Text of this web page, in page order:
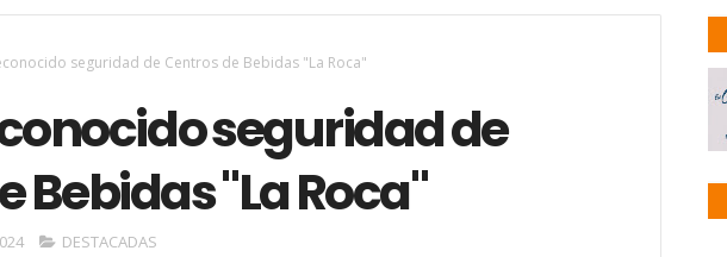
seguridad de Centros de Bebidas "La Roca"
seguridad de
Bebidas "La Roca"
DESTACADAS